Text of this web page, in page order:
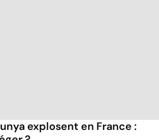
explosent en France :